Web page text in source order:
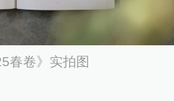
春卷》实拍图